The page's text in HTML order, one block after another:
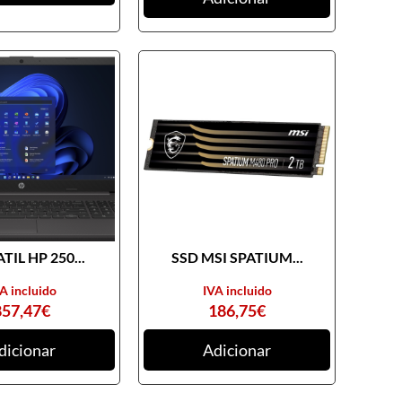
HP 250...
€
incluido
SSD MSI SPATIUM...
186,75€
IVA incluido
Adicionar